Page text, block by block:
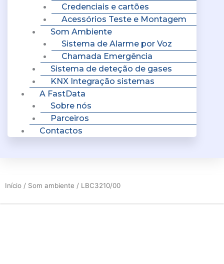
Credenciais e cartões
Acessórios Teste e Montagem
Som Ambiente
Sistema de Alarme por Voz
Chamada Emergência
Sistema de deteção de gases
KNX Integração sistemas
A FastData
Sobre nós
Parceiros
Contactos
Início / Som ambiente / LBC3210/00